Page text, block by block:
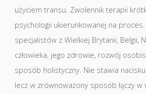
użyciem transu. Zwolennik terapii
psychologii ukierunkowanej na
specjalistów z Wielkiej Brytanii, Belgii,
człowieka, jego zdrowie, rozwój
sposób holistyczny. Nie stawia
lecz w zrównoważony sposób łączy w